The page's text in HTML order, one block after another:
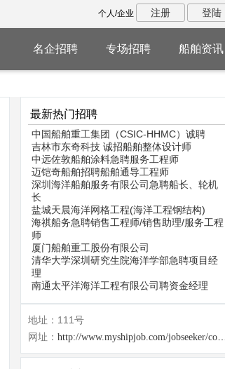
个人/企业 注册 登陆
名企招聘 专场招聘 船舶资讯
最新热门招聘
中国船舶重工集团（CSIC-HHMC）诚聘
吉林市东奇科技 诚招船舶整体设计师
中远佐敦船舶涂料急聘服务工程师
迈铠奇船舶招聘船舶通导工程师
深圳海洋船舶服务有限公司急聘船长、轮机
长
盐城天晨海洋网格工程(海洋工程钢结构)
海祺船务急聘销售工程师/销售助理/服务工程
师
厦门船舶重工股份有限公司
清华大学深圳研究生院海洋学部急聘项目经
理
南通太平洋海洋工程有限公司聘资金经理
地址：111号
网址： http://www.myshipjob.com/jobseeker/company/28131.html